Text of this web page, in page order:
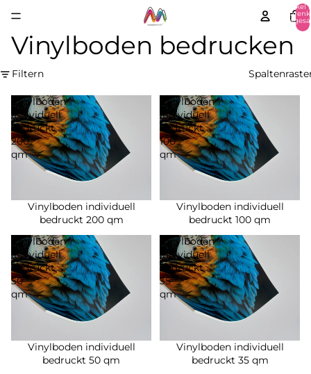
Artikel
Vinylboden bedrucken
Filtern
Vinylboden
individuell
bedruckt
200
qm
Vinylboden individuell
bedruckt 200 qm
Vinylboden
individuell
bedruckt
100
qm
Vinylboden individuell
bedruckt 100 qm
Vinylboden
individuell
bedruckt
50
qm
Vinylboden individuell
bedruckt 50 qm
Vinylboden
individuell
bedruckt
35
qm
Vinylboden individuell
bedruckt 35 qm